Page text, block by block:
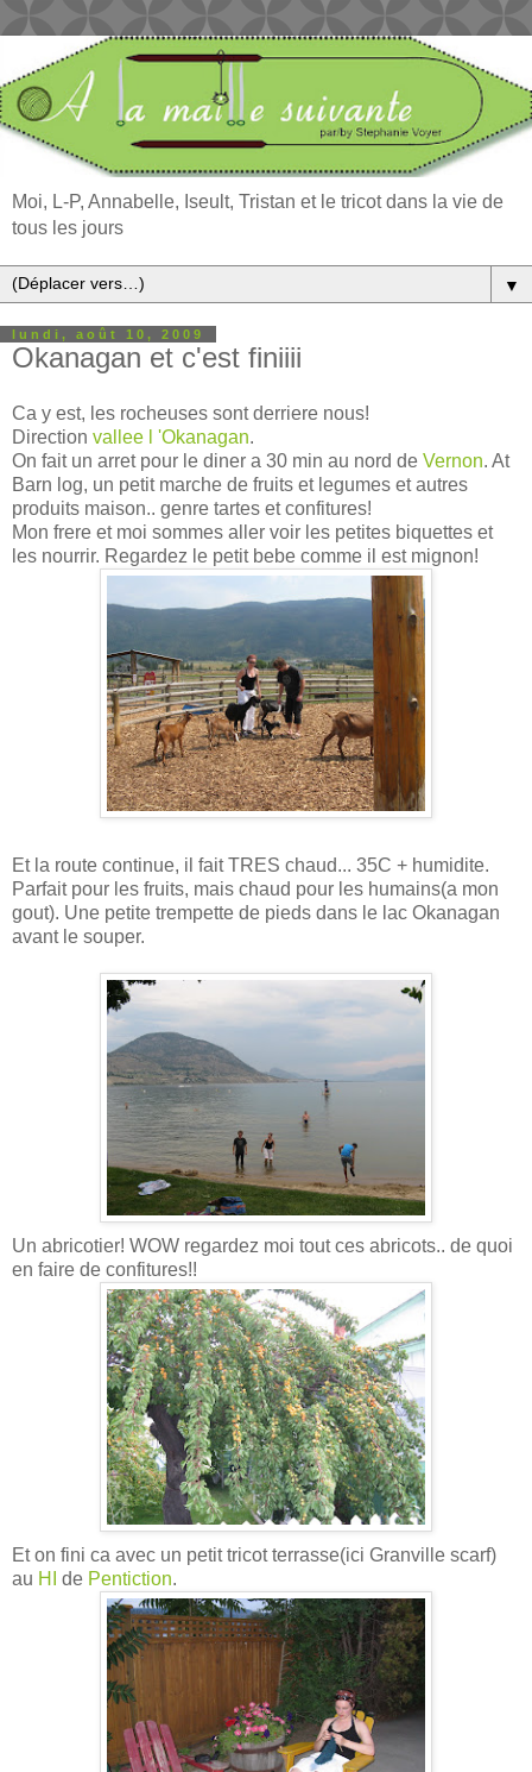
Moi, L-P, Annabelle, Iseult, Tristan et le tricot dans la vie de
tous les jours
▼
lundi, août 10, 2009
Okanagan et c'est finiiii
Ca y est, les rocheuses sont derriere nous!
Direction vallee l 'Okanagan.
On fait un arret pour le diner a 30 min au nord de Vernon. At
Barn log, un petit marche de fruits et legumes et autres
produits maison.. genre tartes et confitures!
Mon frere et moi sommes aller voir les petites biquettes et
les nourrir. Regardez le petit bebe comme il est mignon!
Et la route continue, il fait TRES chaud... 35C + humidite.
Parfait pour les fruits, mais chaud pour les humains(a mon
gout). Une petite trempette de pieds dans le lac Okanagan
avant le souper.
Un abricotier! WOW regardez moi tout ces abricots.. de quoi
en faire de confitures!!
Et on fini ca avec un petit tricot terrasse(ici Granville scarf)
au HI de Pentiction.